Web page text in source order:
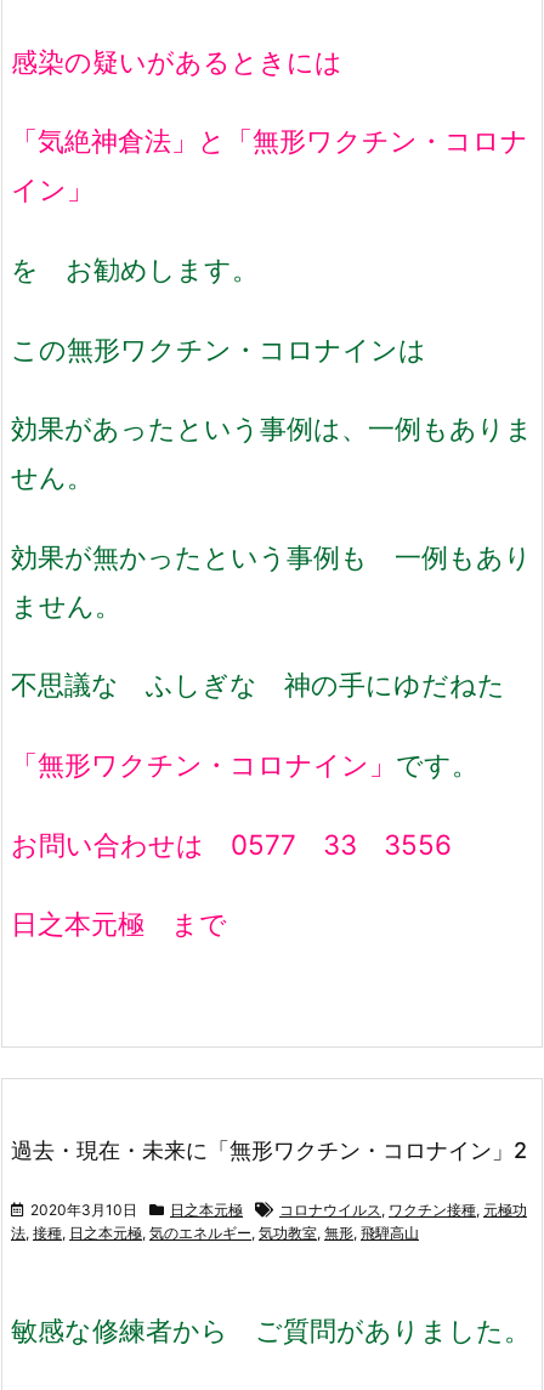
感染の疑いがあるときには
「気絶神倉法」と「無形ワクチン・コロナ
イン」
を お勧めします。
この無形ワクチン・コロナインは
効果があったという事例は、一例もありま
せん。
効果が無かったという事例も 一例もあり
ません。
不思議な ふしぎな 神の手にゆだねた
「無形ワクチン・コロナイン」 です。
お問い合わせは 0577 33 3556
日之本元極 まで
過去・現在・未来に「無形ワクチン・コロナイン」2
2020年3月10日 日之本元極 コロナウイルス , ワクチン接種, 元極功
法, 接種, 日之本元極, 気のエネルギー, 気功教室, 無形, 飛騨高山
敏感な修練者から ご質問がありました。